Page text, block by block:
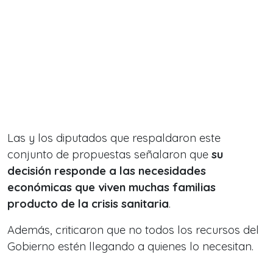
Las y los diputados que respaldaron este
conjunto de propuestas señalaron que su
decisión responde a las necesidades
económicas que viven muchas familias
producto de la crisis sanitaria.
Además, criticaron que no todos los recursos del
Gobierno estén llegando a quienes lo necesitan.